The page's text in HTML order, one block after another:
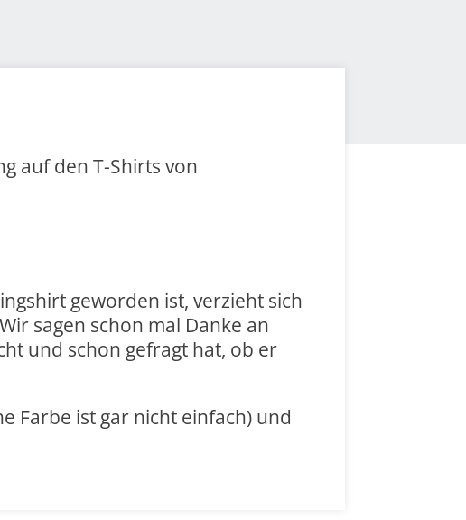
auf den T-Shirts von
geworden ist, verzieht sich
sagen schon mal Danke an
und schon gefragt hat, ob er
Farbe ist gar nicht einfach) und